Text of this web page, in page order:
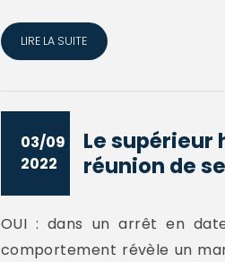
LIRE LA SUITE
03/09
2022
Le supérieur
réunion de
OUI : dans un arrêt en
comportement révèle un